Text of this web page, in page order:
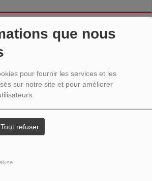
que nous
pour fournir les services et les
sur notre site et pour améliorer
Tout refuser
DANS LA VILLE # 20
DE L'AGRICULTURE